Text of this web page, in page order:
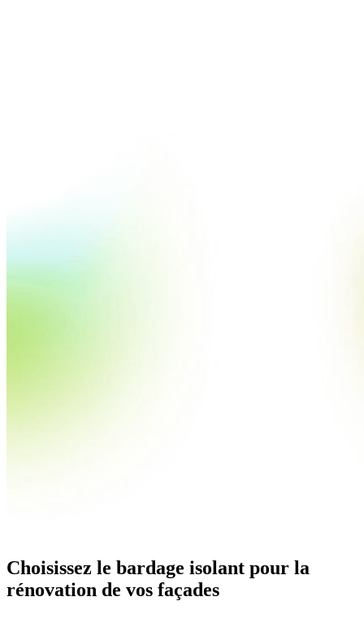
Choisissez le bardage isolant pour la
rénovation de vos façades